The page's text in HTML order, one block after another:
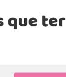
que